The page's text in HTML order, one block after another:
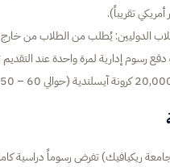
الدوليين: يُطلب من الطلاب من
دفع رسوم إدارية لمرة واحدة عند التقديم
ريكيافيك) تفرض رسوماً دراسية